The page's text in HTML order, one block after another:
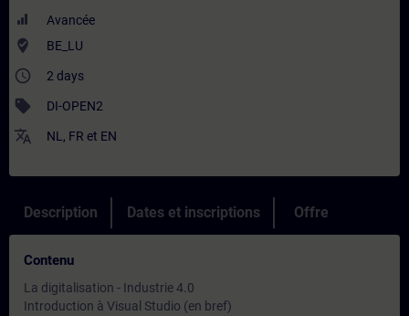
Avancée
where_to_vote BE_LU
access_time 2 days
sell DI-OPEN2
translate NL , FR et EN
Description Dates et inscriptions Offre
Contenu
La digitalisation - Industrie 4.0
Introduction à Visual Studio (en bref)